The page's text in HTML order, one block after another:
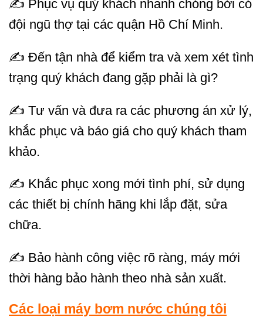
✍ Phục vụ quý khách nhanh chóng bởi có
đội ngũ thợ tại các quận Hồ Chí Minh.
✍ Đến tận nhà để kiểm tra và xem xét tình
trạng quý khách đang gặp phải là gì?
✍ Tư vấn và đưa ra các phương án xử lý,
khắc phục và báo giá cho quý khách tham
khảo.
✍ Khắc phục xong mới tình phí, sử dụng
các thiết bị chính hãng khi lắp đặt, sửa
chữa.
✍ Bảo hành công việc rõ ràng, máy mới
thời hàng bảo hành theo nhà sản xuất.
Các loại máy bơm nước chúng tôi